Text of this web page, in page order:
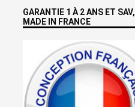
GARANTIE 1 À 2 ANS ET SAV,
MADE IN FRANCE